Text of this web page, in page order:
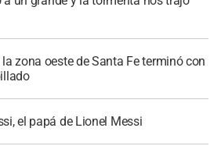
zona oeste de Santa Fe terminó con
el papá de Lionel Messi